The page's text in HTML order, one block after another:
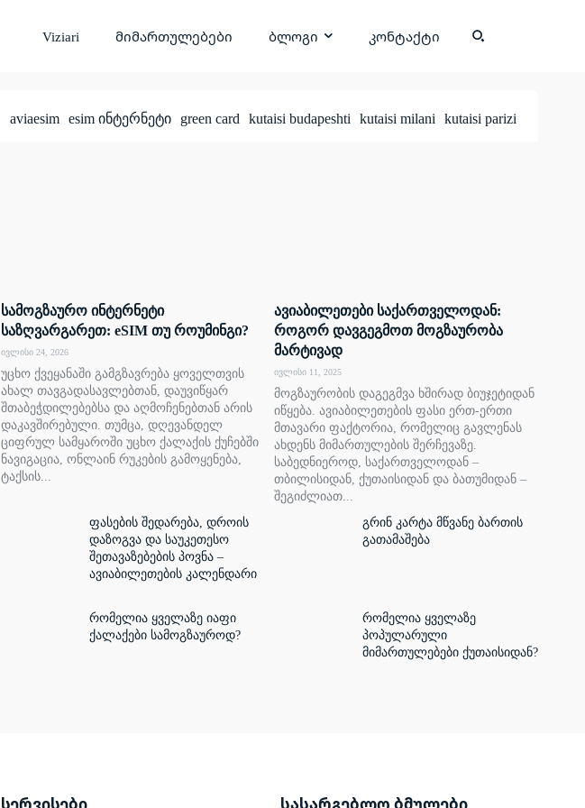
Viziari მიმართულებები ბლოგი კონტაქტი
aviaesim esim ინტერნეტი green card kutaisi budapeshti kutaisi milani kutaisi parizi
სამოგზაურო ინტერნეტი
საზღვარგარეთ: eSIM თუ როუმინგი?
ივლისი 24, 2026
უცხო ქვეყანაში გამგზავრება ყოველთვის
ახალ თავგადასავლებთან, დაუვიწყარ
შთაბეჭდილებებსა და აღმოჩენებთან არის
დაკავშირებული. თუმცა, დღევანდელ
ციფრულ სამყაროში უცხო ქალაქის ქუჩებში
ნავიგაცია, ონლაინ რუკების გამოყენება,
ტაქსის...
ავიაბილეთები საქართველოდან:
როგორ დავგეგმოთ მოგზაურობა
მარტივად
ივლისი 11, 2025
მოგზაურობის დაგეგმვა ხშირად ბიუჯეტიდან
იწყება. ავიაბილეთების ფასი ერთ-ერთი
მთავარი ფაქტორია, რომელიც გავლენას
ახდენს მიმართულების შერჩევაზე.
საბედნიეროდ, საქართველოდან –
თბილისიდან, ქუთაისიდან და ბათუმიდან –
შეგიძლიათ...
ფასების შედარება, დროის
დაზოგვა და საუკეთესო
შეთავაზებების პოვნა –
ავიაბილეთების კალენდარი
გრინ კარტა მწვანე ბართის
გათამაშება
რომელია ყველაზე იაფი
ქალაქები სამოგზაუროდ?
რომელია ყველაზე
პოპულარული
მიმართულებები ქუთაისიდან?
სერვისები სასარგებლო ბმულები